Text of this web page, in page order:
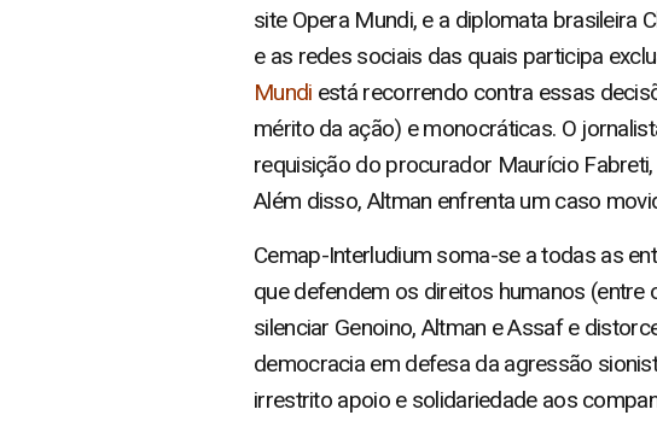
site Opera Mundi, e a diplomata brasileira
e as redes sociais das quais participa
Mundi está recorrendo contra essas
mérito da ação) e monocráticas. O
requisição do procurador Maurício
Além disso, Altman enfrenta um caso
Cemap-Interludium soma-se a todas as
que defendem os direitos humanos
silenciar Genoino, Altman e Assaf e
democracia em defesa da agressão
irrestrito apoio e solidariedade aos